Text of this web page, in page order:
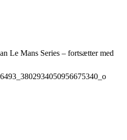
Le Mans Series – fortsætter med